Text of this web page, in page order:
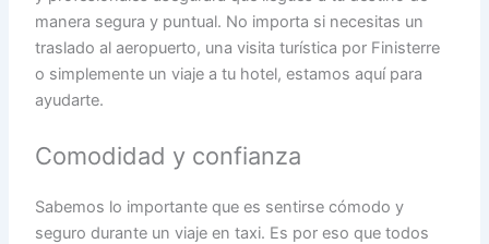
manera segura y puntual. No importa si necesitas un
traslado al aeropuerto, una visita turística por Finisterre
o simplemente un viaje a tu hotel, estamos aquí para
ayudarte.
Comodidad y confianza
Sabemos lo importante que es sentirse cómodo y
seguro durante un viaje en taxi. Es por eso que todos